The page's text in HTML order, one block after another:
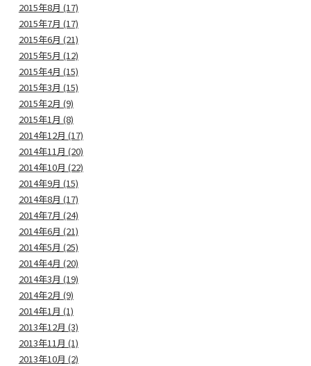
2015年8月 (17)
2015年7月 (17)
2015年6月 (21)
2015年5月 (12)
2015年4月 (15)
2015年3月 (15)
2015年2月 (9)
2015年1月 (8)
2014年12月 (17)
2014年11月 (20)
2014年10月 (22)
2014年9月 (15)
2014年8月 (17)
2014年7月 (24)
2014年6月 (21)
2014年5月 (25)
2014年4月 (20)
2014年3月 (19)
2014年2月 (9)
2014年1月 (1)
2013年12月 (3)
2013年11月 (1)
2013年10月 (2)